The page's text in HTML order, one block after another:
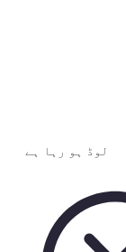
لوڈ ہو رہا ہے